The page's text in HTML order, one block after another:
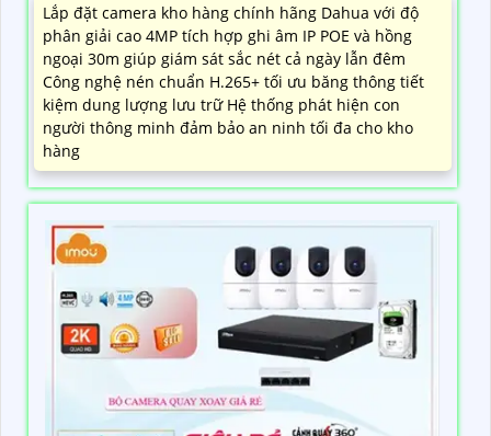
Lắp đặt camera kho hàng chính hãng Dahua với độ
phân giải cao 4MP tích hợp ghi âm IP POE và hồng
ngoại 30m giúp giám sát sắc nét cả ngày lẫn đêm
Công nghệ nén chuẩn H.265+ tối ưu băng thông tiết
kiệm dung lượng lưu trữ Hệ thống phát hiện con
người thông minh đảm bảo an ninh tối đa cho kho
hàng